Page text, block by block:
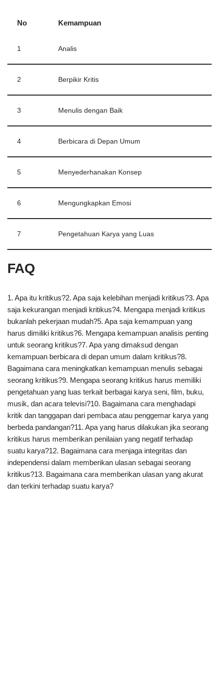
No Kemampuan
1 Analis
2 Berpikir Kritis
3 Menulis dengan Baik
4 Berbicara di Depan Umum
5 Menyederhanakan Konsep
6 Mengungkapkan Emosi
7 Pengetahuan Karya yang Luas
FAQ
1. Apa itu kritikus?2. Apa saja kelebihan menjadi kritikus?3. Apa
saja kekurangan menjadi kritikus?4. Mengapa menjadi kritikus
bukanlah pekerjaan mudah?5. Apa saja kemampuan yang
harus dimiliki kritikus?6. Mengapa kemampuan analisis penting
untuk seorang kritikus?7. Apa yang dimaksud dengan
kemampuan berbicara di depan umum dalam kritikus?8.
Bagaimana cara meningkatkan kemampuan menulis sebagai
seorang kritikus?9. Mengapa seorang kritikus harus memiliki
pengetahuan yang luas terkait berbagai karya seni, film, buku,
musik, dan acara televisi?10. Bagaimana cara menghadapi
kritik dan tanggapan dari pembaca atau penggemar karya yang
berbeda pandangan?11. Apa yang harus dilakukan jika seorang
kritikus harus memberikan penilaian yang negatif terhadap
suatu karya?12. Bagaimana cara menjaga integritas dan
independensi dalam memberikan ulasan sebagai seorang
kritikus?13. Bagaimana cara memberikan ulasan yang akurat
dan terkini terhadap suatu karya?